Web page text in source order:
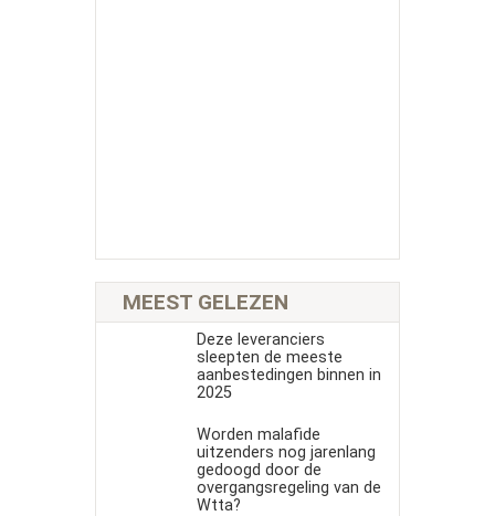
MEEST GELEZEN
Deze leveranciers
sleepten de meeste
aanbestedingen binnen in
2025
Worden malafide
uitzenders nog jarenlang
gedoogd door de
overgangsregeling van de
Wtta?